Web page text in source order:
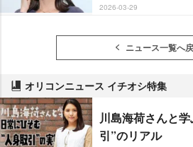
2026-03-29
ニュース一覧へ
オリコンニュース イチオシ特集
川島海荷さんと
引”のリアル